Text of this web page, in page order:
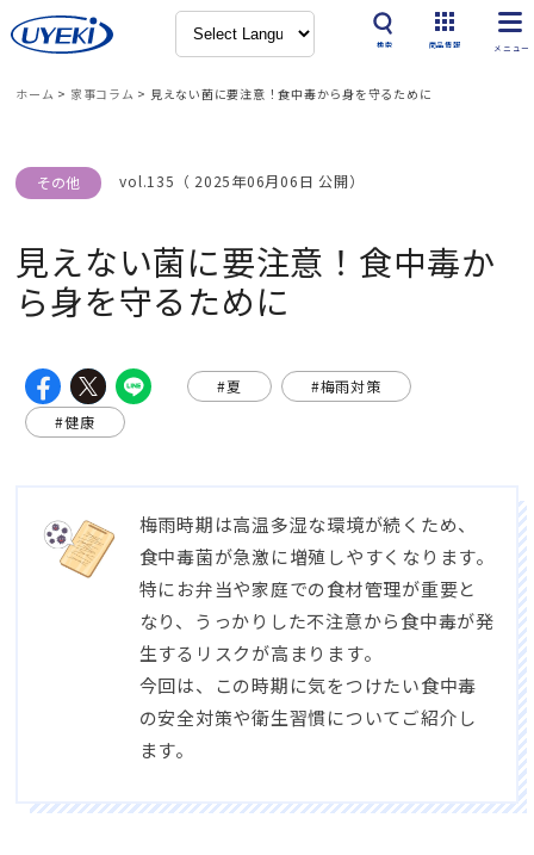
検索 商品情報
ホーム > 家事コラム > 見えない菌に要注意！食中毒から身を守るために
その他 vol.135（ 2025年06月06日 公開）
見えない菌に要注意！食中毒か
ら身を守るために
#夏
#梅雨対策
#健康
梅雨時期は高温多湿な環境が続くため、
食中毒菌が急激に増殖しやすくなります。
特にお弁当や家庭での食材管理が重要と
なり、うっかりした不注意から食中毒が発
生するリスクが高まります。
今回は、この時期に気をつけたい食中毒
の安全対策や衛生習慣についてご紹介し
ます。